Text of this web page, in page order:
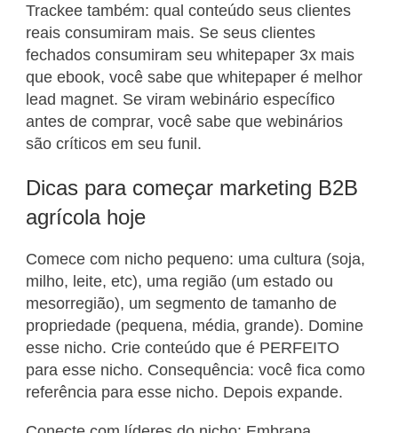
Trackee também: qual conteúdo seus clientes
reais consumiram mais. Se seus clientes
fechados consumiram seu whitepaper 3x mais
que ebook, você sabe que whitepaper é melhor
lead magnet. Se viram webinário específico
antes de comprar, você sabe que webinários
são críticos em seu funil.
Dicas para começar marketing B2B
agrícola hoje
Comece com nicho pequeno: uma cultura (soja,
milho, leite, etc), uma região (um estado ou
mesorregião), um segmento de tamanho de
propriedade (pequena, média, grande). Domine
esse nicho. Crie conteúdo que é PERFEITO
para esse nicho. Consequência: você fica como
referência para esse nicho. Depois expande.